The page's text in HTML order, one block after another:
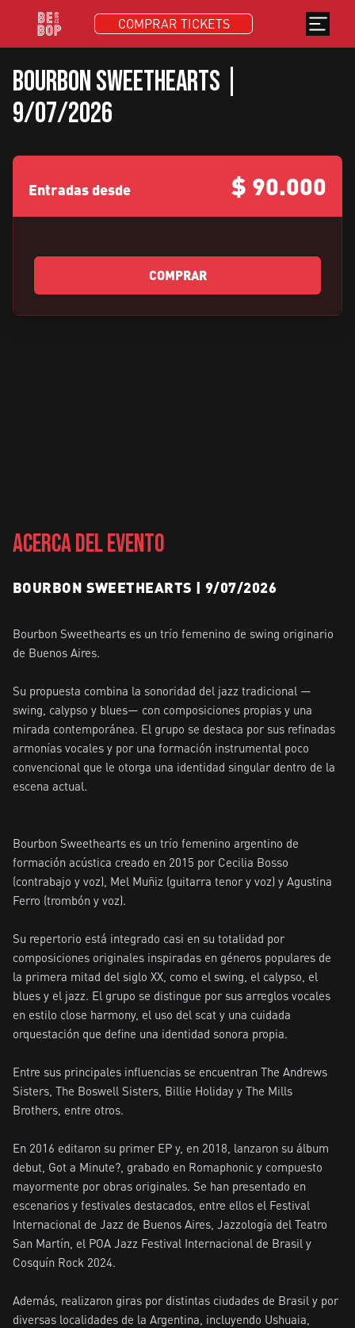
COMPRAR TICKETS
Bourbon Sweethearts |
9/07/2026
Entradas desde $ 90.000
COMPRAR
ACERCA DEL EVENTO
BOURBON SWEETHEARTS | 9/07/2026
Bourbon Sweethearts es un trío femenino de swing originario
de Buenos Aires.
Su propuesta combina la sonoridad del jazz tradicional —
swing, calypso y blues— con composiciones propias y una
mirada contemporánea. El grupo se destaca por sus refinadas
armonías vocales y por una formación instrumental poco
convencional que le otorga una identidad singular dentro de la
escena actual.
Bourbon Sweethearts es un trío femenino argentino de
formación acústica creado en 2015 por Cecilia Bosso
(contrabajo y voz), Mel Muñiz (guitarra tenor y voz) y Agustina
Ferro (trombón y voz).
Su repertorio está integrado casi en su totalidad por
composiciones originales inspiradas en géneros populares de
la primera mitad del siglo XX, como el swing, el calypso, el
blues y el jazz. El grupo se distingue por sus arreglos vocales
en estilo close harmony, el uso del scat y una cuidada
orquestación que define una identidad sonora propia.
Entre sus principales influencias se encuentran The Andrews
Sisters, The Boswell Sisters, Billie Holiday y The Mills
Brothers, entre otros.
En 2016 editaron su primer EP y, en 2018, lanzaron su álbum
debut, Got a Minute?, grabado en Romaphonic y compuesto
mayormente por obras originales. Se han presentado en
escenarios y festivales destacados, entre ellos el Festival
Internacional de Jazz de Buenos Aires, Jazzología del Teatro
San Martín, el POA Jazz Festival Internacional de Brasil y
Cosquín Rock 2024.
Además, realizaron giras por distintas ciudades de Brasil y por
diversas localidades de la Argentina, incluyendo Ushuaia,